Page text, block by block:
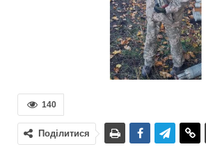
140
Поділитися